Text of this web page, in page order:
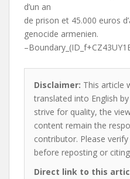
d’un an
de prison et 45.000 euros
genocide armenien.
Disclaimer: This article
translated into English
strive for quality, the
content remain the
contributor. Please
before reposting or
Direct link to this